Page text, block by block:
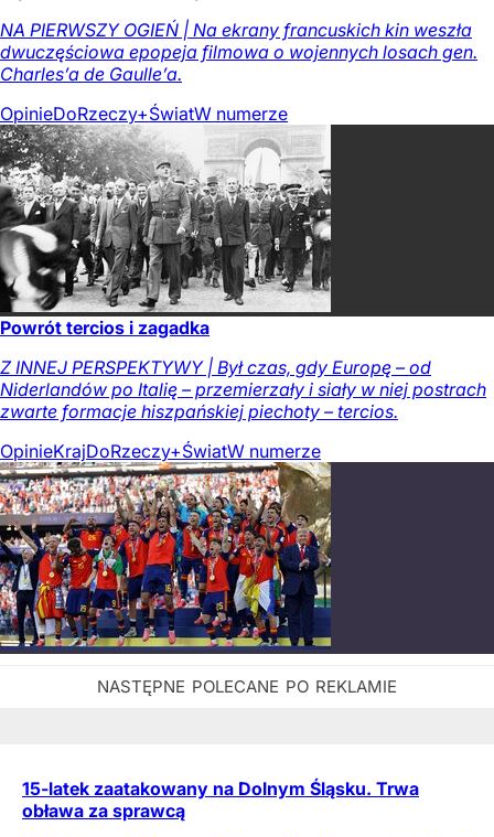
NA PIERWSZY OGIEŃ | Na ekrany francuskich kin weszła
dwuczęściowa epopeja filmowa o wojennych losach gen.
Charles’a de Gaulle’a.
OpinieDoRzeczy+ŚwiatW numerze
Powrót tercios i zagadka
Z INNEJ PERSPEKTYWY | Był czas, gdy Europę – od
Niderlandów po Italię – przemierzały i siały w niej postrach
zwarte formacje hiszpańskiej piechoty – tercios.
OpinieKrajDoRzeczy+ŚwiatW numerze
15-latek zaatakowany na Dolnym Śląsku. Trwa
obława za sprawcą